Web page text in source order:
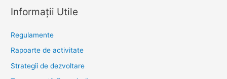
Informații Utile
Regulamente
Rapoarte de activitate
Strategii de dezvoltare